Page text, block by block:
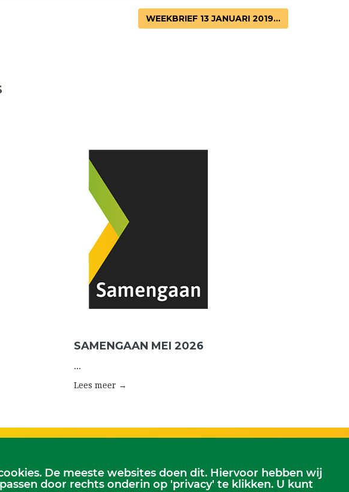
WEEKBRIEF 13 JANUARI 2019...
SAMENGAAN MEI 2026
...
Lees meer →
Scriba
De meeste websites doen dit. Hiervoor hebben wij
door rechts onderin op 'privacy' te klikken. U kunt